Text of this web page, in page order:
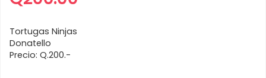
Tortugas Ninjas
Donatello
Precio: Q.200.-